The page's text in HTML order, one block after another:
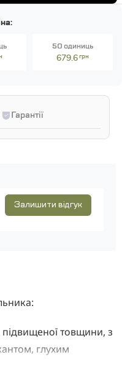
50 одиниць
679.6грн
Гарантії
Залишити відгук
товщини, з
глухим